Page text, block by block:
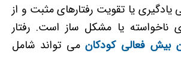
یادگیری یا تقویت رفتارهای مثبت و از
ناخواسته یا مشکل ساز است. رفتار
بیش فعالی کودکانمی تواند شامل